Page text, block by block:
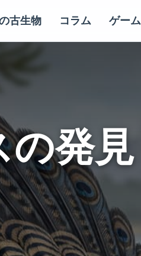
古生物 コラム ゲーム
の発見